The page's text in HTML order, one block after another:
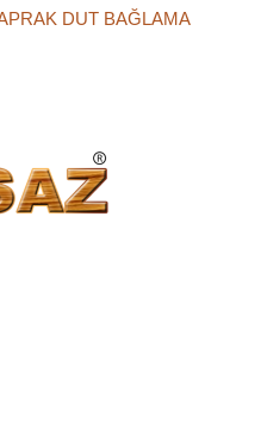
DUT BAĞLAMA